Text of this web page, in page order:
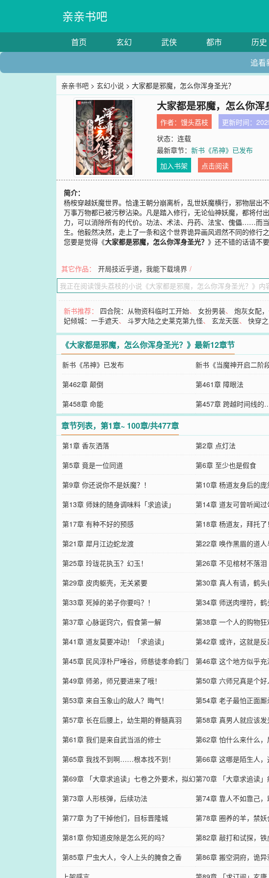
亲亲书吧
首页 玄幻 武侠 都市 历史
追看
亲亲书吧 >玄幻小说 > 大家都是邪魔，怎么你浑身圣光？
大家都是邪魔，怎么你浑
作者：馒头荔枝 更新时间：
状态：连载
最新章节：新书《吊神》已发布
加入书架
点击阅读
简介：
杨桉穿越妖魔世界。恰逢王朝分崩离析，乱世妖魔横行，邪物层
万事万物都已被污秽沾染。凡是踏入修行，无论仙神妖魔，都将
力，可以消除所有的代价。功法、术法、丹药、法宝、傀儡……而
生。他毅然决然，走上了一条和这个世界诡异画风迥然不同的修行之
您要是觉得《大家都是邪魔，怎么你浑身圣光？》还不错的话请不
其它作品： 开局技近乎道，我能下载境界 /
新书推荐： 四合院：从物资科临时工开始、女扮男装、炮灰女配
妃倾城：一手遮天、斗罗大陆之史莱克第九怪、玄龙天医、快穿
《大家都是邪魔，怎么你浑身圣光？》最新12章节
新书《吊神》已发布 新书《当魔神开启二阶
第462章 颠倒
第461章 障眼法
第458章 命能
第457章 跨越时间线
章节列表，第1章~ 100章/共477章
第1章 香灰洒落 第2章 点灯法
第5章 竟是一位同道
第6章 至少也是假食
第9章 你还说你不是妖魔？！
第10章 杨道友身后的庞
第13章 师妹的随身调味料「求追读」
第14章 道友可曾听闻
读」
第17章 有种不好的预感
第18章 杨道友，拜托了！
第21章 犀月江边蛇龙渡
第22章 唤作黑眉的道人
第25章 玲珑花执玉？幻玉！
第26章 不见棺材不落泪
第29章 皮肉躯壳，无关紧要
第30章 真人有请，鹤头
第33章 死掉的弟子你要吗？！
第34章 师送肉埋符，
第37章 心脉诞窍穴，假食第一解
第38章 一个人的购物狂
第41章 道友莫要冲动！「求追读」
第42章 或许，这就是反
第45章 民风淳朴尸唾谷，师慈徒孝命鹤门
第46章 这个地方似乎充
第49章 师弟，师兄要进来了哦！
第50章 六师兄真是个好
第53章 来自玉象山的敌人？晦气！
第54章 老子最怕正面厮
第57章 长在后腰上，幼生期的脊髓真羽
第58章 真男人就应该发
第61章 我们是来自武当派的修士
第62章 怕什么来什么，
第65章 我找不到啊……根本找不到！
第66章 这哪是陌生人，
第69章 「大章求追读」七卷之外要术，拟幻
法！
第70章 「大章求追读
唯一良方
第73章 人形核弹，后续功法
第74章 靠人不如靠己
第77章 为了干掉他们，目标晋隆城
第78章 圈养的羊，禁
第81章 你知道皮除是怎么死的吗？
第82章 敲打和试探，
第85章 尸虫大人，令人上头的腌食之香
第86章 搬空洞府，诡异